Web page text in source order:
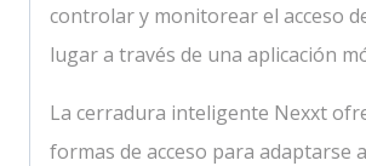
controlar y monitorear el acceso
lugar a través de una aplicación
La cerradura inteligente Nexxt
formas de acceso para adaptarse